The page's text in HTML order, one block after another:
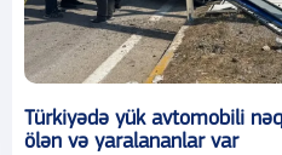
Türkiyədə yük avtomobili
ölən və yaralananlar var